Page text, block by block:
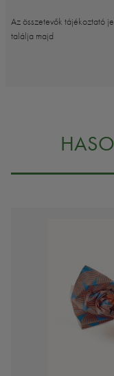
Az összetevők tájékoztató
találja majd